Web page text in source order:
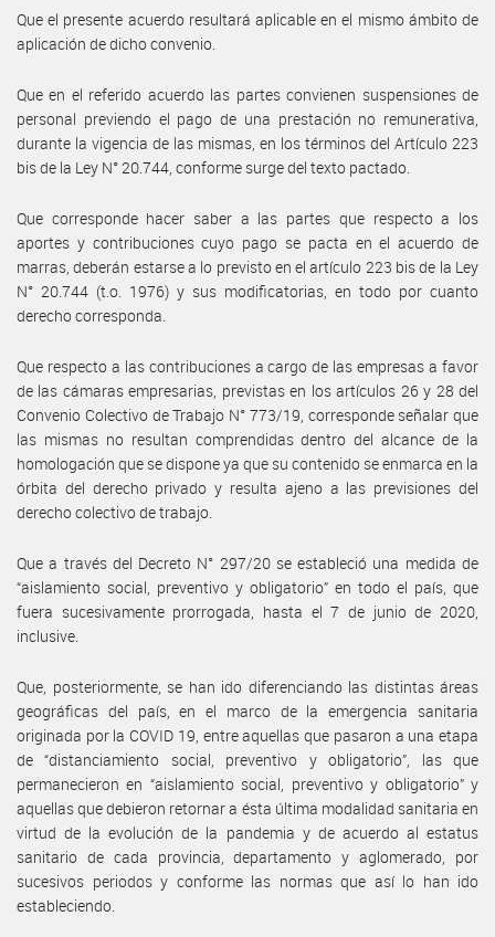
Que el presente acuerdo resultará aplicable en el mismo ámbito de
aplicación de dicho convenio.
Que en el referido acuerdo las partes convienen suspensiones de
personal previendo el pago de una prestación no remunerativa,
durante la vigencia de las mismas, en los términos del Artículo 223
bis de la Ley N° 20.744, conforme surge del texto pactado.
Que corresponde hacer saber a las partes que respecto a los
aportes y contribuciones cuyo pago se pacta en el acuerdo de
marras, deberán estarse a lo previsto en el artículo 223 bis de la Ley
N° 20.744 (t.o. 1976) y sus modificatorias, en todo por cuanto
derecho corresponda.
Que respecto a las contribuciones a cargo de las empresas a favor
de las cámaras empresarias, previstas en los artículos 26 y 28 del
Convenio Colectivo de Trabajo N° 773/19, corresponde señalar que
las mismas no resultan comprendidas dentro del alcance de la
homologación que se dispone ya que su contenido se enmarca en la
órbita del derecho privado y resulta ajeno a las previsiones del
derecho colectivo de trabajo.
Que a través del Decreto N° 297/20 se estableció una medida de
“aislamiento social, preventivo y obligatorio” en todo el país, que
fuera sucesivamente prorrogada, hasta el 7 de junio de 2020,
inclusive.
Que, posteriormente, se han ido diferenciando las distintas áreas
geográficas del país, en el marco de la emergencia sanitaria
originada por la COVID 19, entre aquellas que pasaron a una etapa
de “distanciamiento social, preventivo y obligatorio”, las que
permanecieron en “aislamiento social, preventivo y obligatorio” y
aquellas que debieron retornar a ésta última modalidad sanitaria en
virtud de la evolución de la pandemia y de acuerdo al estatus
sanitario de cada provincia, departamento y aglomerado, por
sucesivos periodos y conforme las normas que así lo han ido
estableciendo.